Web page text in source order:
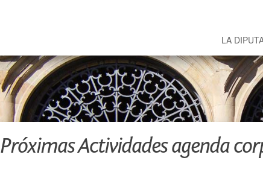
LA
Próximas Actividades agenda